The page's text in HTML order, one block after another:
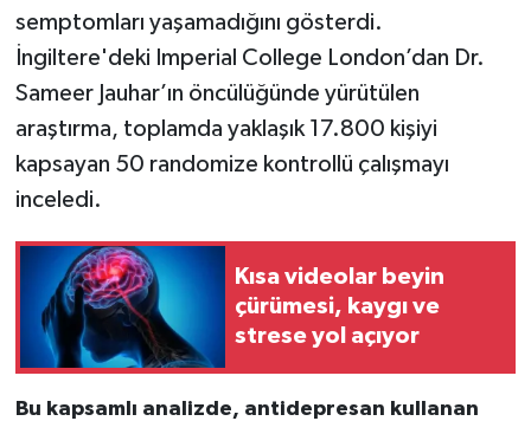
semptomları yaşamadığını gösterdi.
İngiltere'deki Imperial College London’dan Dr.
Sameer Jauhar’ın öncülüğünde yürütülen
araştırma, toplamda yaklaşık 17.800 kişiyi
kapsayan 50 randomize kontrollü çalışmayı
inceledi.
Kısa videolar beyin
çürümesi, kaygı ve
strese yol açıyor
Bu kapsamlı analizde, antidepresan kullanan
Köşe Yazıları
Kültür Sanat
Kütahya
Magazin
Otomobil
Pazarlar